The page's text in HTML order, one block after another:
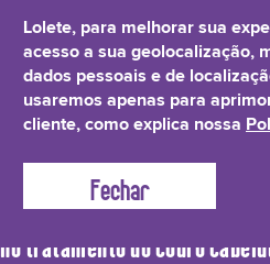
suas propriedades anti-
tratamento do couro
Lolete, para melhorar sua
acesso a sua geolocalização,
dados pessoais e de
usaremos apenas para
cliente, como explica nossa